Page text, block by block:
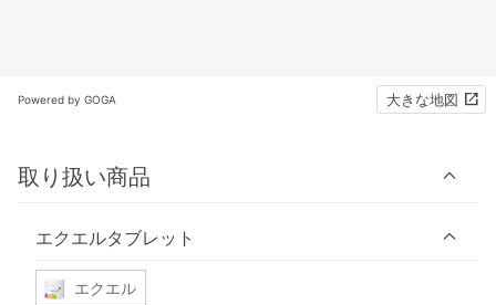
Powered by GOGA 大きな地図
取り扱い商品
エクエルタブレット
エクエル